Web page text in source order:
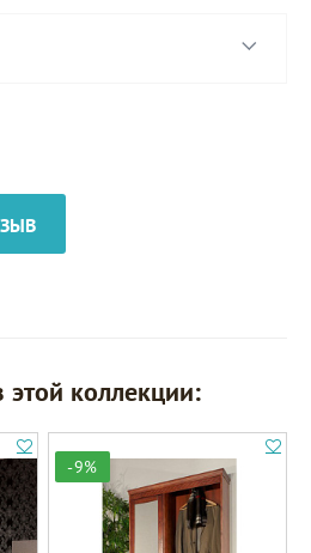
коллекции:
-9%